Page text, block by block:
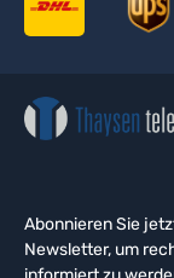
Abonnieren Sie
Newsletter, um